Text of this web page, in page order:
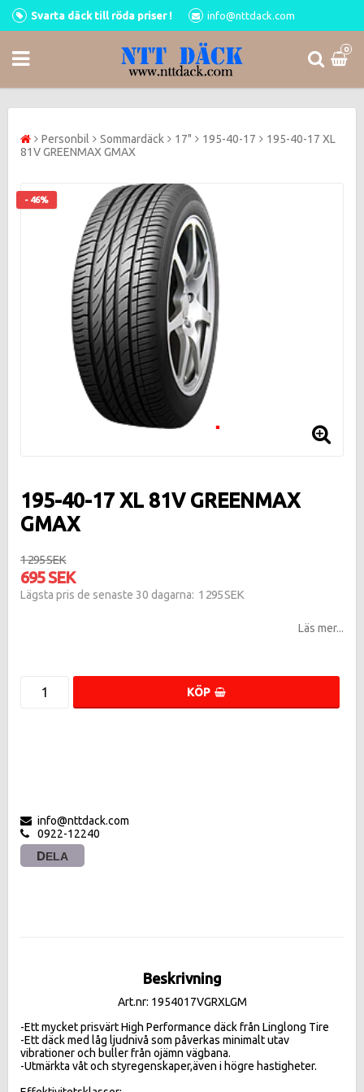
Svarta däck till röda priser ! info@nttdack.com
0
Personbil Sommardäck 17" 195-40-17
195-40-17 XL
81V GREENMAX GMAX
- 46%
195-40-17 XL 81V GREENMAX
GMAX
1 295 SEK
695 SEK
Lägsta pris de senaste 30 dagarna 1 295 SEK
Läs mer...
KÖP
info@nttdack.com
0922-12240
DELA
Beskrivning
Art.nr: 1954017VGRXLGM
-Ett mycket prisvärt High Performance däck från Linglong Tire
-Ett däck med låg ljudnivå som påverkas minimalt utav
vibrationer och buller från ojämn vägbana.
-Utmärkta våt och styregenskaper,även i högre hastigheter.